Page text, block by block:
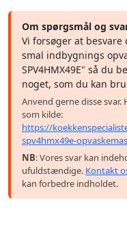
Om spørgsmål og
Vi forsøger at
smal indbygnings
SPV4HMX49E" så du
noget, som du kan
Anvend gerne disse
som kilde:
https://
spv4hmx49e-
NB: Vores svar kan
ufuldstændige. Kontakt
kan forbedre indholdet.